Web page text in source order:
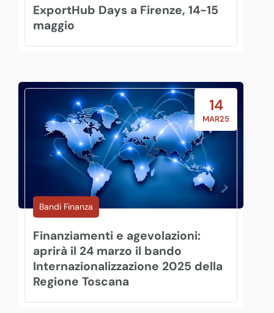
ExportHub Days a Firenze, 14-15
maggio
14
MAR25
Bandi Finanza
Finanziamenti e agevolazioni:
aprirà il 24 marzo il bando
Internazionalizzazione 2025 della
Regione Toscana